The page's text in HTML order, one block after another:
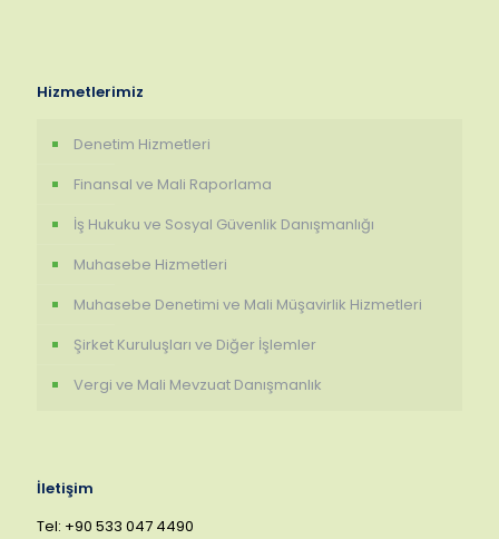
Hizmetlerimiz
Denetim Hizmetleri
Finansal ve Mali Raporlama
İş Hukuku ve Sosyal Güvenlik Danışmanlığı
Muhasebe Hizmetleri
Muhasebe Denetimi ve Mali Müşavirlik Hizmetleri
Şirket Kuruluşları ve Diğer İşlemler
Vergi ve Mali Mevzuat Danışmanlık
İletişim
Tel: +90 533 047 4490